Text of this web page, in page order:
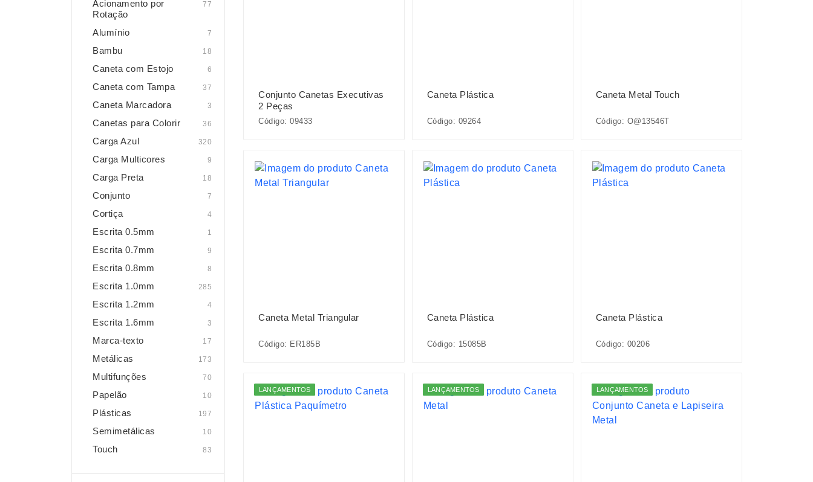
Acionamento por
Rotação
77
Alumínio 7
Bambu 18
Caneta com Estojo 6
Caneta com Tampa 37
Caneta Marcadora 3
Canetas para Colorir 36
Carga Azul 320
Carga Multicores 9
Carga Preta 18
Conjunto 7
Cortiça 4
Escrita 0.5mm 1
Escrita 0.7mm 9
Escrita 0.8mm 8
Escrita 1.0mm 285
Escrita 1.2mm 4
Escrita 1.6mm 3
Marca-texto 17
Metálicas 173
Multifunções 70
Papelão 10
Plásticas 197
Semimetálicas 10
Touch 83
Conjunto Canetas Executivas
2 Peças
Código: 09433
Caneta Plástica
Código: 09264
Caneta Metal Touch
Código: O@13546T
Caneta Metal Triangular
Código: ER185B
Caneta Plástica
Código: 15085B
Caneta Plástica
Código: 00206
LANÇAMENTOS LANÇAMENTOS LANÇAMENTOS